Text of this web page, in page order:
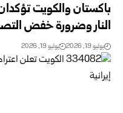
باكستان والكويت
النار وضرورة خفض
يوليو 19, 2026 يوليو 19, 2026